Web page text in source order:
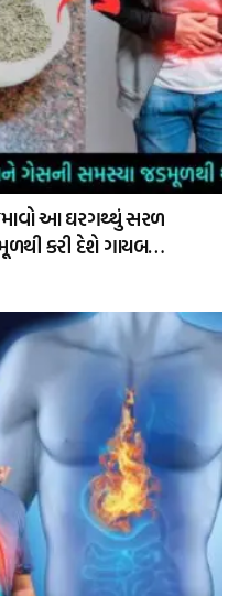
આ ઘરગથ્થું સરળ
કરી દેશે ગાયબ…